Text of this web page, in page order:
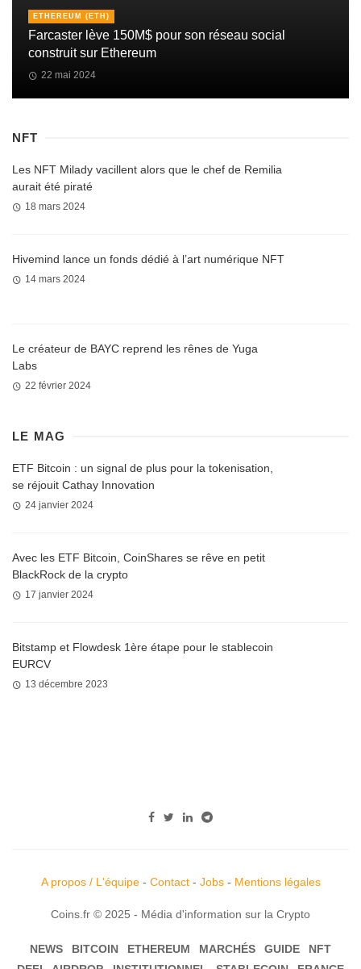
ETHEREUM (ETH)
Farcaster lève 150M$ pour son réseau social
construit sur Ethereum
22 mai 2024
NFT
Les NFT Milady vacillent alors que le chef de Remilia
aurait été piraté
18 mars 2024
Hivemind lance un fonds dédié à l’art numérique NFT
14 mars 2024
Le créateur de BAYC reprend les rênes de Yuga
Labs
22 février 2024
LE MAG
ETF Bitcoin : un signal de plus pour la tokenisation,
se réjouit Cathay Innovation
24 janvier 2024
Avec les ETF Bitcoin, CoinShares se rêve en petit
BlackRock de la crypto
17 janvier 2024
Bitstamp et Flowdesk 1ère étape pour le stablecoin
EURCV
13 décembre 2023
A propos / L'équipe- Contact- Jobs- Mentions légales
Coins.fr © 2025 - Média d'information sur la Crypto
NEWS BITCOIN ETHEREUM MARCHÉS GUIDE
NFT